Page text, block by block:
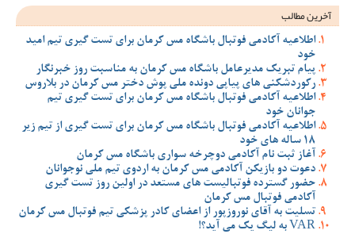
آخرین مطالب
اطلاعیه آکادمی فوتبال باشگاه مس کرمان برای تست گیری تیم امید
خود
پیام تبریک مدیرعامل باشگاه مس کرمان به مناسبت روز خبرنگار
رکوردشکنی های پیاپی دونده ملی پوش دختر مس کرمان در بلاروس
اطلاعیه آکادمی فوتبال باشگاه مس کرمان برای تست گیری تیم
جوانان خود
اطلاعیه آکادمی فوتبال باشگاه مس کرمان برای تست گیری از تیم زیر
18 ساله های خود
آغاز ثبت نام آکادمی دوچرخه سواری باشگاه مس کرمان
دعوت دو بازیکن آکادمی مس کرمان به اردوی تیم ملی نوجوانان
حضور گسترده فوتبالیست های مستعد در اولین روز تست گیری
آکادمی فوتبال مس کرمان
تسلیت به آقای نوروزپور از اعضای کادر پزشکی تیم فوتبال مس کرمان
VAR به لیگ یک می آید؟!